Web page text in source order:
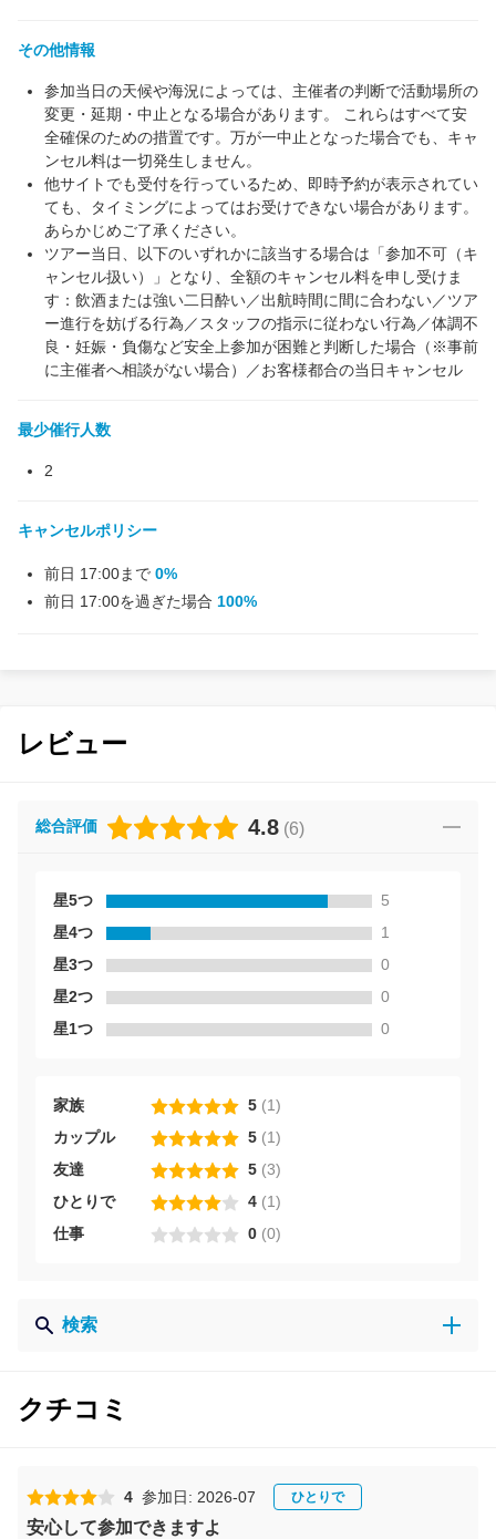
その他情報
参加当日の天候や海況によっては、主催者の判断で活動場所の
変更・延期・中止となる場合があります。 これらはすべて安
全確保のための措置です。万が一中止となった場合でも、キャ
ンセル料は一切発生しません。
他サイトでも受付を行っているため、即時予約が表示されてい
ても、タイミングによってはお受けできない場合があります。
あらかじめご了承ください。
ツアー当日、以下のいずれかに該当する場合は「参加不可（キ
ャンセル扱い）」となり、全額のキャンセル料を申し受けま
す：飲酒または強い二日酔い／出航時間に間に合わない／ツア
ー進行を妨げる行為／スタッフの指示に従わない行為／体調不
良・妊娠・負傷など安全上参加が困難と判断した場合（※事前
に主催者へ相談がない場合）／お客様都合の当日キャンセル
最少催行人数
2
キャンセルポリシー
前日 17:00まで 0%
前日 17:00を過ぎた場合 100%
レビュー
総合評価 4.8 (6)
星5つ
5
星4つ
1
星3つ
0
星2つ
0
星1つ
0
家族 5 (1)
カップル
5 (1)
友達
5 (3)
ひとりで
4 (1)
仕事
0 (0)
検索
クチコミ
4 参加日: 2026-07 ひとりで
安心して参加できますよ